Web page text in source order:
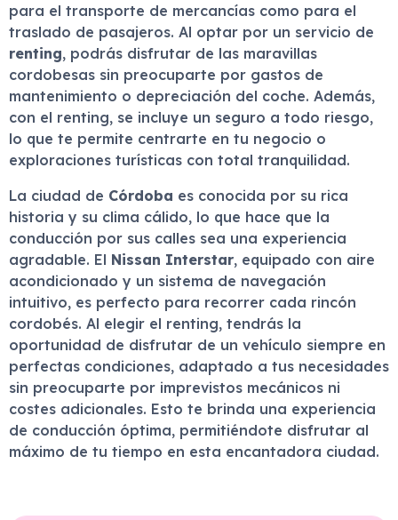
para el transporte de mercancías como para el
traslado de pasajeros. Al optar por un servicio de
renting, podrás disfrutar de las maravillas
cordobesas sin preocuparte por gastos de
mantenimiento o depreciación del coche. Además,
con el renting, se incluye un seguro a todo riesgo,
lo que te permite centrarte en tu negocio o
exploraciones turísticas con total tranquilidad.
La ciudad de Córdoba es conocida por su rica
historia y su clima cálido, lo que hace que la
conducción por sus calles sea una experiencia
agradable. El Nissan Interstar, equipado con aire
acondicionado y un sistema de navegación
intuitivo, es perfecto para recorrer cada rincón
cordobés. Al elegir el renting, tendrás la
oportunidad de disfrutar de un vehículo siempre en
perfectas condiciones, adaptado a tus necesidades
sin preocuparte por imprevistos mecánicos ni
costes adicionales. Esto te brinda una experiencia
de conducción óptima, permitiéndote disfrutar al
máximo de tu tiempo en esta encantadora ciudad.